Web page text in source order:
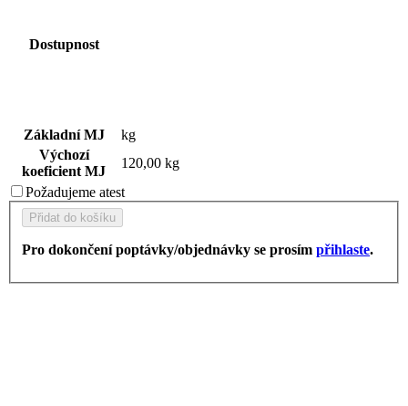
Dostupnost
Základní MJ
kg
Výchozí
koeficient MJ
120,00 kg
Požadujeme atest
Přidat do košíku
Pro dokončení poptávky/objednávky se prosím přihlaste.